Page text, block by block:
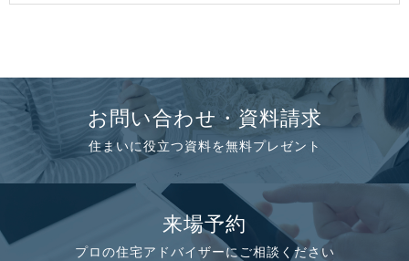
お問い合わせ・資料請求
住まいに役立つ資料を無料プレゼント
来場予約
プロの住宅アドバイザーにご相談ください